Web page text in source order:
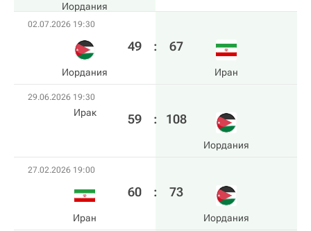
Иордания
02.07.2026 19:30
Иордания
49 : 67
Иран
29.06.2026 19:30
Ирак 59 : 108
Иордания
27.02.2026 19:00
Иран
60 : 73
Иордания